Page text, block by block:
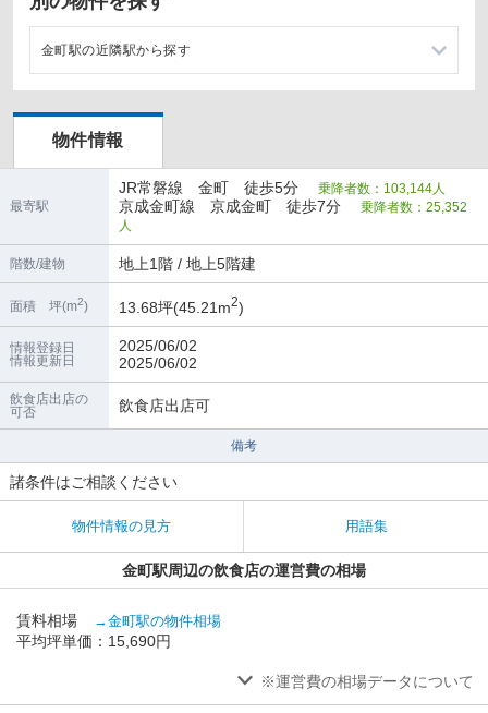
金町駅の近隣駅から探す
綾瀬駅の店舗物件・貸店舗・テナント一覧
物件情報
最寄駅
JR常磐線 金町 徒歩5分 乗降者数：103,144人
京成金町線 京成金町 徒歩7分 乗降者数：25,352
人
階数/建物 地上1階 / 地上5階建
面積 坪(m2) 13.68坪(45.21m2)
情報登録日
情報更新日
2025/06/02
2025/06/02
飲食店出店の
可否
飲食店出店可
備考
諸条件はご相談ください
物件情報の見方 用語集
金町駅周辺の飲食店の運営費の相場
賃料相場 →金町駅の物件相場
平均坪単価：15,690円
※運営費の相場データについて